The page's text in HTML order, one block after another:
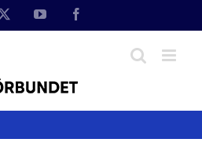
YouTube